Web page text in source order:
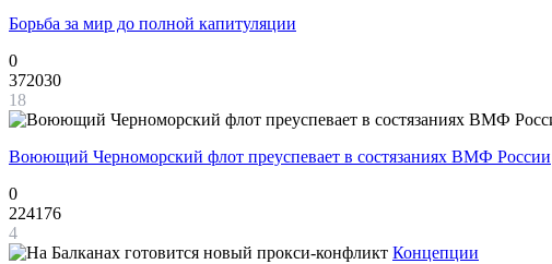
Борьба за мир до полной капитуляции
0
372030
18
Воюющий Черноморский флот преуспевает в состязаниях ВМФ России
0
224176
4
Концепции